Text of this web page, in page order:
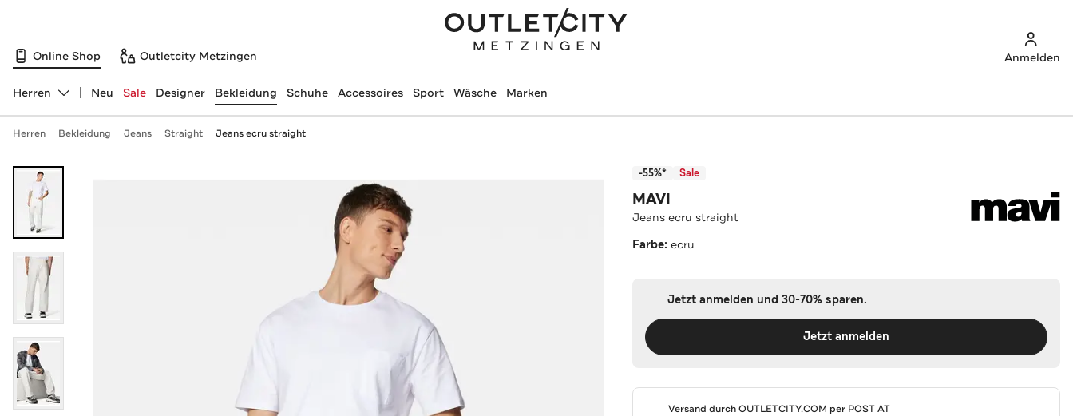
Online Shop Outletcity Metzingen Anmelden
Abteilung ändern, ausgewählt:
Herren Neu Sale Designer Bekleidung Schuhe Accessoires Sport Wäsche Marken
Herren Bekleidung Jeans Straight Jeans ecru straight
-55%* Sale
MAVI
Jeans ecru straight
Farbe:ecru
Jetzt anmelden und 30-70% sparen.
Jetzt anmelden
Versand durchOUTLETCITY.COM per POST AT